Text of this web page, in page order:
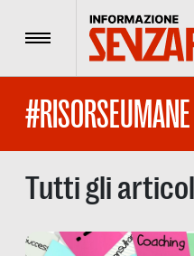
Menu
#RISORSEUMANE
Tutti gli